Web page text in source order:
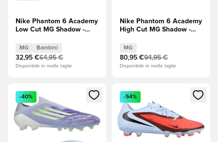
Nike Phantom 6 Academy
Low Cut MG Shadow -
Bambini
MG Bambini
32,95 €64,95 €
Disponibile in molte taglie
Nike Phantom 6 Academy
High Cut MG Shadow -
MG
80,95 €94,95 €
Disponibile in molte taglie
Apre una finestra modale per accedere o registrarsi come
-40%
Apre una finestra modale
-54%